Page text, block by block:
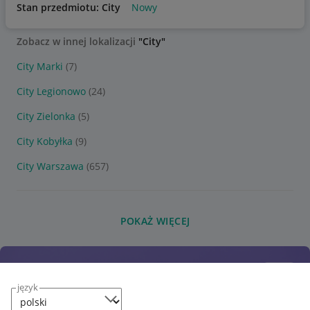
język
Stan przedmiotu: City Nowy
Zobacz w innej lokalizacji "City"
City Marki (7)
City Legionowo (24)
City Zielonka (5)
City Kobyłka (9)
City Warszawa (657)
POKAŻ WIĘCEJ